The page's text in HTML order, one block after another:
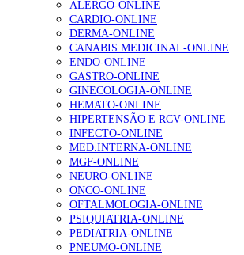
gesto conta e cada profissional faz
202 visualizações
Alguns milhares de utentes podem
família com nova regras do registo,
155 visualizações
1.º Episódio do Podcast
te na Insuficiência Cardíaca” da
99 visualizações
ALERGO-ONLINE
CARDIO-ONLINE
DERMA-ONLINE
CANABIS MEDICINAL-ONLINE
ENDO-ONLINE
GASTRO-ONLINE
GINECOLOGIA-ONLINE
HEMATO-ONLINE
HIPERTENSÃO E RCV-ONLINE
INFECTO-ONLINE
MED.INTERNA-ONLINE
MGF-ONLINE
NEURO-ONLINE
ONCO-ONLINE
OFTALMOLOGIA-ONLINE
PSIQUIATRIA-ONLINE
PEDIATRIA-ONLINE
PNEUMO-ONLINE